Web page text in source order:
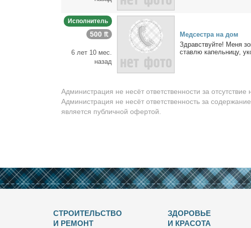
Исполнитель
500 ₶
6 лет 10 мес.
назад
Мед­сест­ра на дом
Здрав­ствуй­те! Ме­ня
став­лю ка­пель­ни­цу,
Администрация не несёт ответственности за
Администрация не несёт ответственность за
является публичной офертой.
СТРОИТЕЛЬСТВО
И РЕМОНТ
ЗДОРОВЬЕ
И КРАСОТА